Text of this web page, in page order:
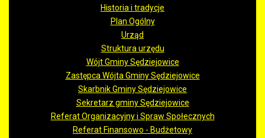
Historia i tradycje
Plan Ogólny
Urząd
Struktura urzędu
Wójt Gminy Sędziejowice
Zastępca Wójta Gminy Sędziejowice
Skarbnik Gminy Sędziejowice
Sekretarz gminy Sędziejowice
Referat Organizacyjny i Spraw Społecznych
Referat Finansowo - Budżetowy